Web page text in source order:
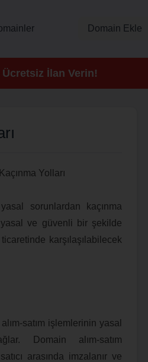
Domain Ekle
Ücretsiz İlan Verin!
Yolları
sorunlardan kaçınma
yasal ve güvenli bir şekilde
karşılaşılabilecek
satım işlemlerinin yasal
Domain alım-satım
arasında imzalanır ve